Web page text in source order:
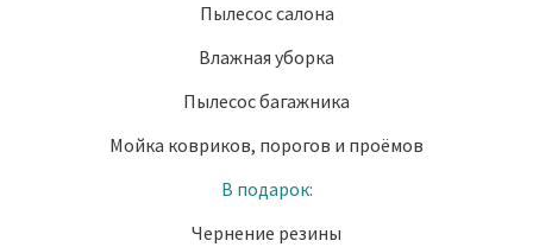
Пылесос салона
Влажная уборка
Пылесос багажника
Мойка ковриков, порогов и проёмов
В подарок:
Чернение резины